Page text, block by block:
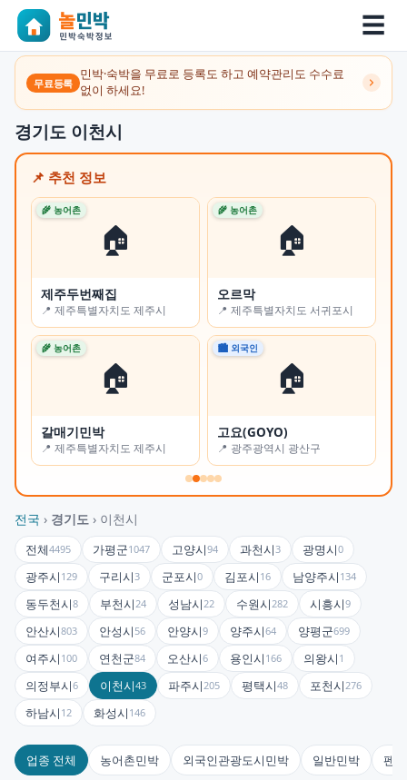
☰
무료등록
민박·숙박을 무료로 등록도 하고 예약관리도 수수료
없이 하세요!
경기도 이천시
📌 추천 정보
🏠
🌾 농어촌
제주두번째집
📍 제주특별자치도 제주시
🏠
🌾 농어촌
오르막
📍 제주특별자치도 서귀포시
🏠
🌾 농어촌
갈매기민박
📍 제주특별자치도 제주시
🏠
🏙 외국인
고요(GOYO)
📍 광주광역시 광산구
전국 › 경기도 › 이천시
전체4495 가평군1047 고양시94 과천시3 광명시0
광주시 129 구리시3 군포시0 김포시 16 남양주시 134
동두천시8 부천시24 성남시22 수원시282 시흥시9
안산시803 안성시 56 안양시9 양주시64 양평군699
여주시 100 연천군84 오산시6 용인시 166 의왕시 1
의정부시6 이천시43 파주시205 평택시48 포천시276
하남시 12 화성시 146
업종 전체 농어촌민박 외국인관광도시민박 일반민박 펜션